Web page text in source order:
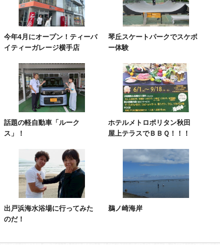
今年4月にオープン！ティーバ
イティーガレージ横手店
琴丘スケートパークでスケボ
ー体験
話題の軽自動車「ルーク
ス」！
ホテルメトロポリタン秋田
屋上テラスでＢＢＱ！！！
出戸浜海水浴場に行ってみた
のだ！
鵜ノ崎海岸